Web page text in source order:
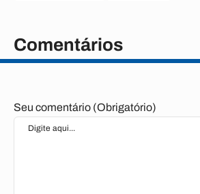
Comentários
Seu comentário (Obrigatório)